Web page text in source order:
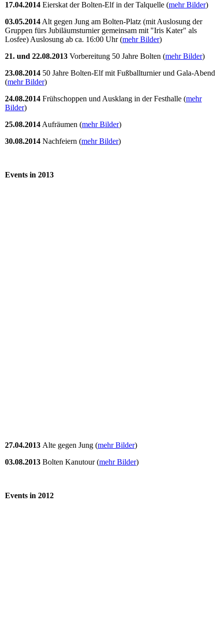
17.04.2014 Eierskat der Bolten-Elf in der Talquelle (mehr Bilder)
03.05.2014 Alt gegen Jung am Bolten-Platz (mit Auslosung der
Gruppen fürs Jubiläumsturnier gemeinsam mit "Iris Kater" als
Losfee) Auslosung ab ca. 16:00 Uhr (mehr Bilder)
21. und 22.08.2013 Vorbereitung 50 Jahre Bolten (mehr Bilder)
23.08.2014 50 Jahre Bolten-Elf mit Fußballturnier und Gala-Abend
(mehr Bilder)
24.08.2014 Frühschoppen und Ausklang in der Festhalle (mehr
Bilder)
25.08.2014 Aufräumen (mehr Bilder)
30.08.2014 Nachfeiern (mehr Bilder)
Events in 2013
27.04.2013 Alte gegen Jung (mehr Bilder)
03.08.2013 Bolten Kanutour (mehr Bilder)
Events in 2012